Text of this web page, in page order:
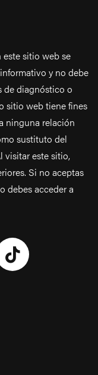
sitio web se
y no debe
de diagnóstico o
sitio web tiene fines
ninguna relación
sustituto del
visitar este sitio,
Si no aceptas
debes acceder a